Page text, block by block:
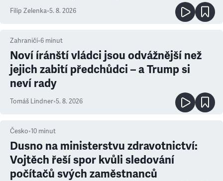
Filip Zelenka•5. 8. 2026
Zahraničí•6 minut
Noví íránští vládci jsou odvážnější než
jejich zabití předchůdci – a Trump si
neví rady
Tomáš Lindner•5. 8. 2026
Česko•10 minut
Dusno na ministerstvu zdravotnictví:
Vojtěch řeší spor kvůli sledování
počítačů svých zaměstnanců